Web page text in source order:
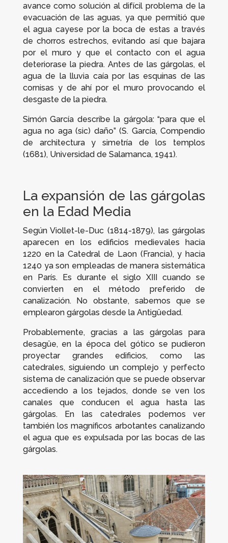
avance como solución al difícil problema de la
evacuación de las aguas, ya que permitió que
el agua cayese por la boca de estas a través
de chorros estrechos, evitando así que bajara
por el muro y que el contacto con el agua
deteriorase la piedra. Antes de las gárgolas, el
agua de la lluvia caía por las esquinas de las
cornisas y de ahí por el muro provocando el
desgaste de la piedra.
Simón García describe la gárgola: “para que el
agua no aga (sic) daño” (S. García,Compendio
de architectura
y simetría de los templos
(1681), Universidad de Salamanca, 1941).
La expansión de las gárgolas
en la Edad Media
Según Viollet-le-Duc (1814-1879), las gárgolas
aparecen en los edificios medievales hacia
1220 en la Catedral de Laon (Francia), y hacia
1240 ya son empleadas de manera sistemática
en París. Es durante el siglo XIII cuando se
convierten en el método preferido de
canalización. No obstante, sabemos que se
emplearon gárgolas desde la Antigüedad.
Probablemente, gracias a las gárgolas para
desagüe, en la época del gótico se pudieron
proyectar grandes edificios, como las
catedrales, siguiendo un complejo y perfecto
sistema de canalización que se puede observar
accediendo a los tejados, donde se ven los
canales que conducen el agua hasta las
gárgolas. En las catedrales podemos ver
también los magníficos arbotantes canalizando
el agua que es expulsada por las bocas de las
gárgolas.